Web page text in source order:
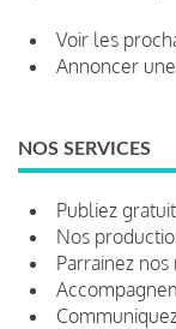
Voir les
Annoncer
NOS SERVICES
Publiez
Nos
Parrainez